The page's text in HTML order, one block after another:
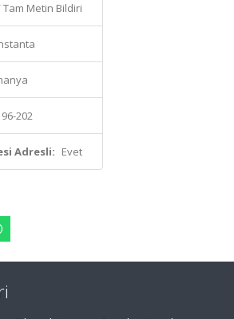
Tam Metin Bildiri
202
Adresli: Evet